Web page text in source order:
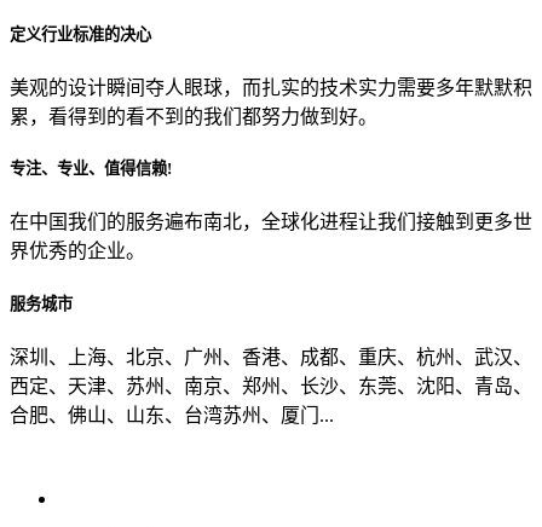
贵公司的团队规模是？
目前主要的营销渠道是？
定义行业标准的决心
美观的设计瞬间夺人眼球，而扎实的技术实力需要多年默默积
累，看得到的看不到的我们都努力做到好。
专注、专业、值得信赖!
在中国我们的服务遍布南北，全球化进程让我们接触到更多世
界优秀的企业。
服务城市
深圳、上海、北京、广州、香港、成都、重庆、杭州、武汉、
西定、天津、苏州、南京、郑州、长沙、东莞、沈阳、青岛、
合肥、佛山、山东、台湾苏州、厦门...